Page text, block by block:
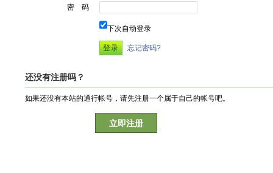
密 码
下次自动登录
忘记密码?
还没有注册吗？
如果还没有本站的通行帐号，请先注册一个属于自己的帐号吧。
立即注册